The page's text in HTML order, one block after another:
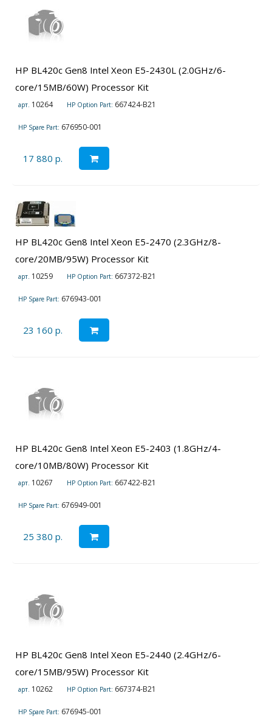
HP BL420c Gen8 Intel Xeon E5-2430L (2.0GHz/6-
core/15MB/60W) Processor Kit
арт. 10264 HP Option Part: 667424-B21
HP Spare Part: 676950-001
17 880 р.
HP BL420c Gen8 Intel Xeon E5-2470 (2.3GHz/8-
core/20MB/95W) Processor Kit
арт. 10259 HP Option Part: 667372-B21
HP Spare Part: 676943-001
23 160 р.
HP BL420c Gen8 Intel Xeon E5-2403 (1.8GHz/4-
core/10MB/80W) Processor Kit
арт. 10267 HP Option Part: 667422-B21
HP Spare Part: 676949-001
25 380 р.
HP BL420c Gen8 Intel Xeon E5-2440 (2.4GHz/6-
core/15MB/95W) Processor Kit
арт. 10262 HP Option Part: 667374-B21
HP Spare Part: 676945-001